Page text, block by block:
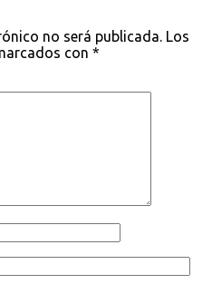
no será publicada. Los
con *